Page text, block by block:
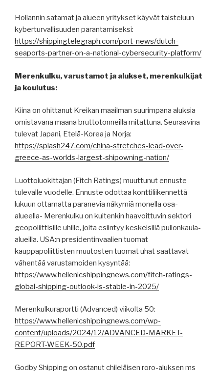
Hollannin satamat ja alueen yritykset käyvät taisteluun
kyberturvallisuuden parantamiseksi:
https://shippingtelegraph.com/port-news/dutch-
seaports-partner-on-a-national-cybersecurity-platform/
Merenkulku, varustamot ja alukset, merenkulkijat
ja koulutus:
Kiina on ohittanut Kreikan maailman suurimpana aluksia
omistavana maana bruttotonneilla mitattuna. Seuraavina
tulevat Japani, Etelä-Korea ja Norja:
https://splash247.com/china-stretches-lead-over-
greece-as-worlds-largest-shipowning-nation/
Luottoluokittajan (Fitch Ratings) muuttunut ennuste
tulevalle vuodelle. Ennuste odottaa konttiliikennettä
lukuun ottamatta paranevia näkymiä monella osa-
alueella- Merenkulku on kuitenkin haavoittuvin sektori
geopoliittisille uhille, joita esiintyy keskeisillä pullonkaula-
alueilla. USA:n presidentinvaalien tuomat
kauppapoliittisten muutosten tuomat uhat saattavat
vähentää varustamoiden kysyntää:
https://www.hellenicshippingnews.com/fitch-ratings-
global-shipping-outlook-is-stable-in-2025/
Merenkulkuraportti (Advanced) viikolta 50:
https://www.hellenicshippingnews.com/wp-
content/uploads/2024/12/ADVANCED-MARKET-
REPORT-WEEK-50.pdf
Godby Shipping on ostanut chileläisen roro-aluksen ms